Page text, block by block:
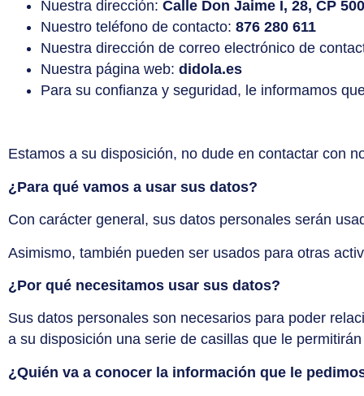
Nuestra dirección: Calle Don Jaime I, 28, CP
Nuestro teléfono de contacto: 876 280 611
Nuestra dirección de correo electrónico de
Nuestra página web: didola.es
Para su confianza y seguridad, le informamos
Estamos a su disposición, no dude en contactar con
¿Para qué vamos a usar sus datos?
Con carácter general, sus datos personales serán
Asimismo, también pueden ser usados para otras
¿Por qué necesitamos usar sus datos?
Sus datos personales son necesarios para poder
a su disposición una serie de casillas que le
¿Quién va a conocer la información que le